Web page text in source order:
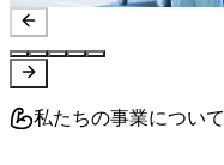
私たちの事業について